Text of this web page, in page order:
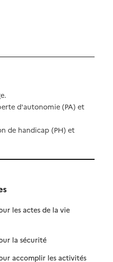
d'autonomie (PA) et
de handicap (PH) et
les actes de la vie
la sécurité: disponible
: non disponible
accomplir les activités